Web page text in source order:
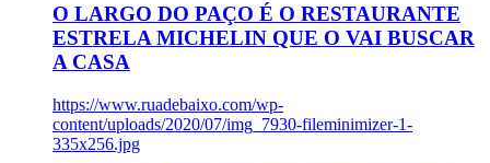
O LARGO DO PAÇO É O RESTAURANTE
ESTRELA MICHELIN QUE O VAI BUSCAR
A CASA
https://www.ruadebaixo.com/wp-
content/uploads/2020/07/img_7930-fileminimizer-1-
335x256.jpg